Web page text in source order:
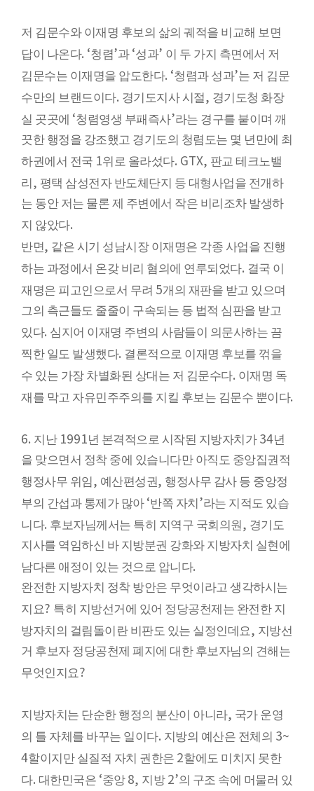
저 김문수와 이재명 후보의 삶의 궤적을 비교해 보면
답이 나온다. ‘청렴’과 ‘성과’ 이 두 가지 측면에서 저
김문수는 이재명을 압도한다. ‘청렴과 성과’는 저 김문
수만의 브랜드이다. 경기도지사 시절 , 경기도청 화장
실 곳곳에 ‘청렴영생 부패즉사’라는 경구를 붙이며 깨
끗한 행정을 강조했고 경기도의 청렴도는 몇 년만에 최
하권에서 전국 1위로 올라섰다. GTX, 판교 테크노밸
리 , 평택 삼성전자 반도체단지 등 대형사업을 전개하
는 동안 저는 물론 제 주변에서 작은 비리조차 발생하
지 않았다.
반면, 같은 시기 성남시장 이재명은 각종 사업을 진행
하는 과정에서 온갖 비리 혐의에 연루되었다. 결국 이
재명은 피고인으로서 무려 5개의 재판을 받고 있으며
그의 측근들도 줄줄이 구속되는 등 법적 심판을 받고
있다. 심지어 이재명 주변의 사람들이 의문사하는 끔
찍한 일도 발생했다. 결론적으로 이재명 후보를 꺾을
수 있는 가장 차별화된 상대는 저 김문수다. 이재명 독
재를 막고 자유민주주의를 지킬 후보는 김문수 뿐이다.
6. 지난 1991년 본격적으로 시작된 지방자치가 34년
을 맞으면서 정착 중에 있습니다만 아직도 중앙집권적
행정사무 위임, 예산편성권, 행정사무 감사 등 중앙정
부의 간섭과 통제가 많아 ‘반쪽 자치 ’라는 지적도 있습
니다. 후보자님께서는 특히 지역구 국회의원 , 경기도
지사를 역임하신 바 지방분권 강화와 지방자치 실현에
남다른 애정이 있는 것으로 압니다.
완전한 지방자치 정착 방안은 무엇이라고 생각하시는
지요? 특히 지방선거에 있어 정당공천제는 완전한 지
방자치의 걸림돌이란 비판도 있는 실정인데요, 지방선
거 후보자 정당공천제 폐지에 대한 후보자님의 견해는
무엇인지요?
지방자치는 단순한 행정의 분산이 아니라, 국가 운영
의 틀 자체를 바꾸는 일이다. 지방의 예산은 전체의 3~
4할이지만 실질적 자치 권한은 2할에도 미치지 못한
다. 대한민국은 ‘중앙 8, 지방 2’의 구조 속에 머물러 있